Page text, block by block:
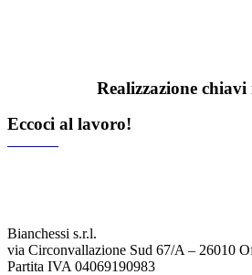
Realizzazione
Eccoci al lavoro!
Bianchessi s.r.l.
via Circonvallazione Sud 67/A – 26010
Partita IVA 04069190983